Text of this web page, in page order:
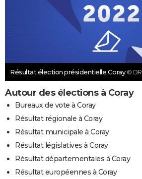
Résultat élection présidentielle Coray © DR
Autour des élections à Coray
Bureaux de vote à Coray
Résultat régionale à Coray
Résultat municipale à Coray
Résultat législatives à Coray
Résultat départementales à Coray
Résultat européennes à Coray